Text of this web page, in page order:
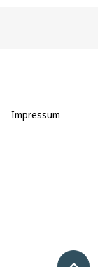
Impressum